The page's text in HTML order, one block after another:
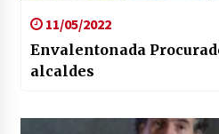
11/05/2022
Envalentonada
alcaldes